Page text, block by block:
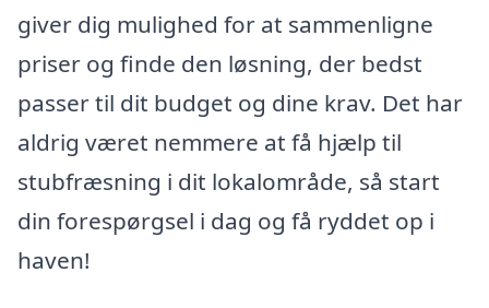
giver dig mulighed for at sammenligne
priser og finde den løsning, der bedst
passer til dit budget og dine krav. Det har
aldrig været nemmere at få hjælp til
stubfræsning i dit lokalområde, så start
din forespørgsel i dag og få ryddet op i
haven!